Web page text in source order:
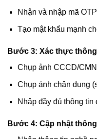
Nhận và nhập mã
Tạo mật khẩu mạnh
Bước 3: Xác thực
Chụp ảnh CCCD/
Chụp ảnh chân dung
Nhập đầy đủ thông tin
Bước 4: Cập nhật